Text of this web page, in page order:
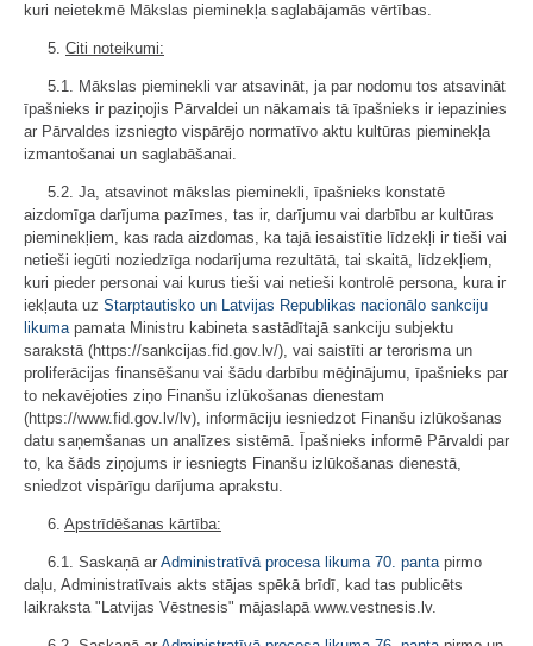
kuri neietekmē Mākslas pieminekļa saglabājamās vērtības.
5. Citi noteikumi:
5.1. Mākslas pieminekli var atsavināt, ja par nodomu tos atsavināt
īpašnieks ir paziņojis Pārvaldei un nākamais tā īpašnieks ir iepazinies
ar Pārvaldes izsniegto vispārējo normatīvo aktu kultūras pieminekļa
izmantošanai un saglabāšanai.
5.2. Ja, atsavinot mākslas pieminekli, īpašnieks konstatē
aizdomīga darījuma pazīmes, tas ir, darījumu vai darbību ar kultūras
pieminekļiem, kas rada aizdomas, ka tajā iesaistītie līdzekļi ir tieši vai
netieši iegūti noziedzīga nodarījuma rezultātā, tai skaitā, līdzekļiem,
kuri pieder personai vai kurus tieši vai netieši kontrolē persona, kura ir
iekļauta uz Starptautisko un Latvijas Republikas nacionālo sankciju
likumapamata Ministru kabineta sastādītajā sankciju subjektu
sarakstā (https://sankcijas.fid.gov.lv/), vai saistīti ar terorisma un
proliferācijas finansēšanu vai šādu darbību mēģinājumu, īpašnieks par
to nekavējoties ziņo Finanšu izlūkošanas dienestam
(https://www.fid.gov.lv/lv), informāciju iesniedzot Finanšu izlūkošanas
datu saņemšanas un analīzes sistēmā. Īpašnieks informē Pārvaldi par
to, ka šāds ziņojums ir iesniegts Finanšu izlūkošanas dienestā,
sniedzot vispārīgu darījuma aprakstu.
6. Apstrīdēšanas kārtība:
6.1. Saskaņā ar Administratīvā procesa likuma 70. pantapirmo
daļu, Administratīvais akts stājas spēkā brīdī, kad tas publicēts
laikraksta "Latvijas Vēstnesis" mājaslapā www.vestnesis.lv.